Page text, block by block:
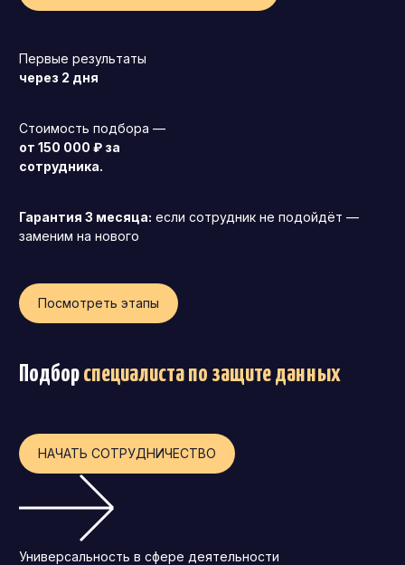
Коммерческий директор
Операционный директор (COO)
Финансовый директор (CFO)
Технический директор (CTO)
Мировой HR
Франшиза
Первые результаты
через 2 дня
Стоимость подбора —
от 150 000 ₽ за
сотрудника.
Гарантия 3 месяца: если сотрудник не подойдёт —
заменим на нового
Посмотреть этапы
Подборспециалиста по защите данных
НАЧАТЬ СОТРУДНИЧЕСТВО
Универсальность в сфере деятельности